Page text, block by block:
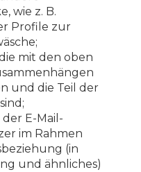
wie z. B.
Profile zur
mit den oben
und die Teil der
E-Mail-
im Rahmen
(in
und ähnliches)